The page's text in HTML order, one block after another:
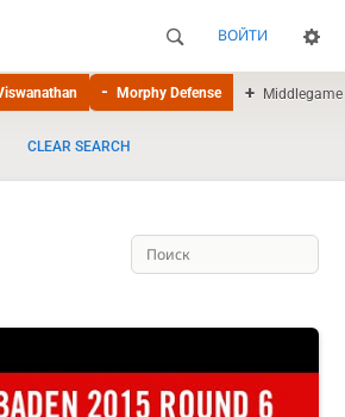
ВОЙТИ
Morphy Defense Middlegame
CLEAR SEARCH